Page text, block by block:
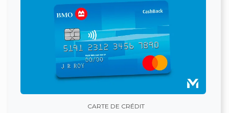
CARTE DE CRÉDIT